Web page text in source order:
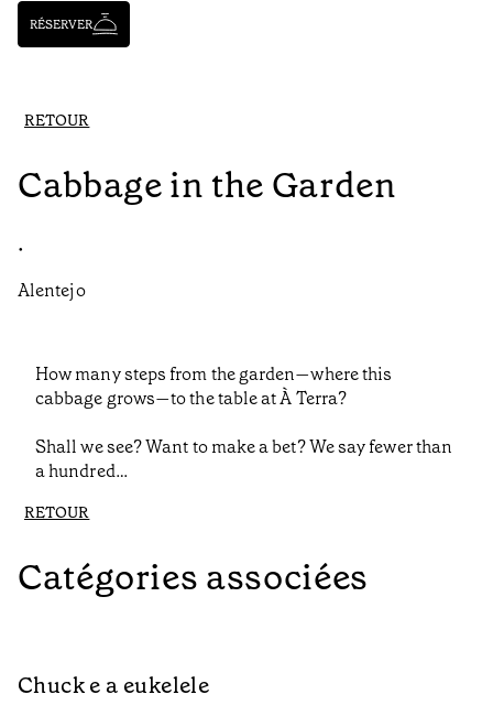
RÉSERVER
RETOUR
Cabbage in the Garden
•
Alentejo
How many steps from the garden—where this
cabbage grows—to the table at À Terra?
Shall we see? Want to make a bet? We say fewer than
a hundred…
RETOUR
Catégories associées
Chuck e a eukelele